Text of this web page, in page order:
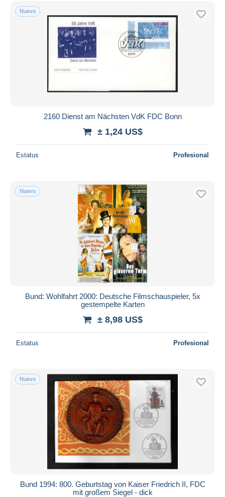
Sólo con descuento
Envío gratis
Métodos de pago
PayPal
Transferencia bancaria
Mastercard
iDeal
Deseleccionar todo
Aplicar
Nuevo
2160 Dienst am Nächsten VdK FDC Bonn
± 1,24 US$
Estatus Profesional
Nuevo
Bund: Wohlfahrt 2000: Deutsche Filmschauspieler, 5x
gestempelte Karten
± 8,98 US$
Estatus Profesional
Nuevo
Bund 1994: 800. Geburtstag von Kaiser Friedrich II, FDC
mit großem Siegel - dick